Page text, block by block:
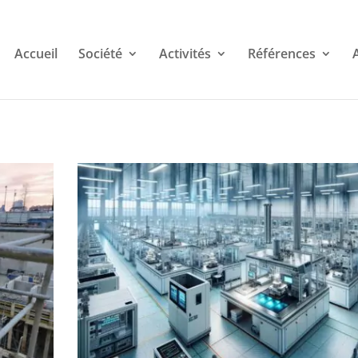
Accueil Société Activités Références